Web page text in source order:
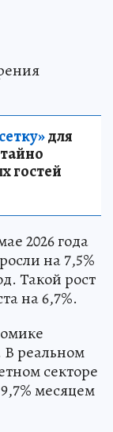
для
гостей
2026 года
на 7,5%
Такой рост
на 6,7%.
реальном
секторе
месяцем